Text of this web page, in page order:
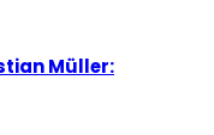
Müller: